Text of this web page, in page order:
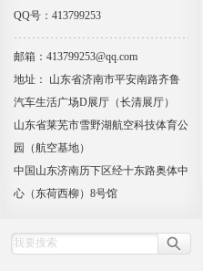
QQ号：413799253
邮箱：413799253@qq.com
地址： 山东省济南市平安南路齐鲁
汽车生活广场D展厅（长清展厅）
山东省莱芜市雪野湖航空科技体育公
园（航空基地）
中国山东济南历下区经十东路奥体中
心（东荷西柳）8号馆